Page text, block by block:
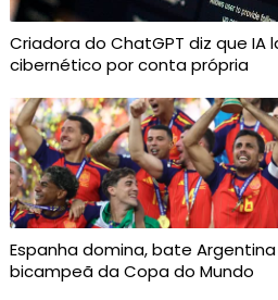
Criadora do ChatGPT diz que IA
cibernético por conta própria
Espanha domina, bate
bicampeã da Copa do Mundo